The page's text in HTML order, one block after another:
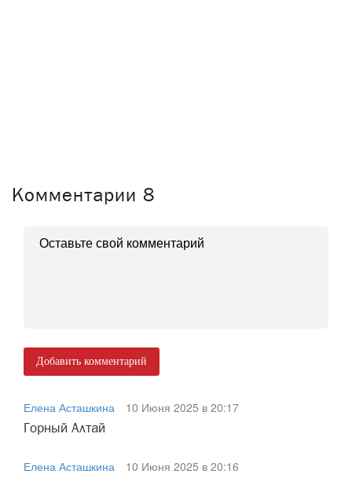
Комментарии 8
Добавить комментарий
Елена Асташкина
10 Июня 2025 в 20:17
Горный Алтай
Елена Асташкина
10 Июня 2025 в 20:16